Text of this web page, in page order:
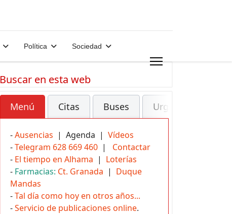
Política Sociedad
Buscar en esta web
Menú Citas Buses Urgencias
-Ausencias | Agenda | Vídeos
-Telegram 628 669 460 | Contactar
- El tiempo en Alhama | Loterías
- Farmacias: Ct. Granada | Duque
Mandas
-Tal día como hoy en otros años...
-Servicio de publicaciones online.